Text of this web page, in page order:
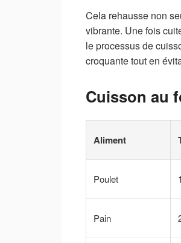
Cela rehausse non
vibrante. Une fois
le processus de
croquante tout en
Cuisson au
Aliment
Poulet
Pain